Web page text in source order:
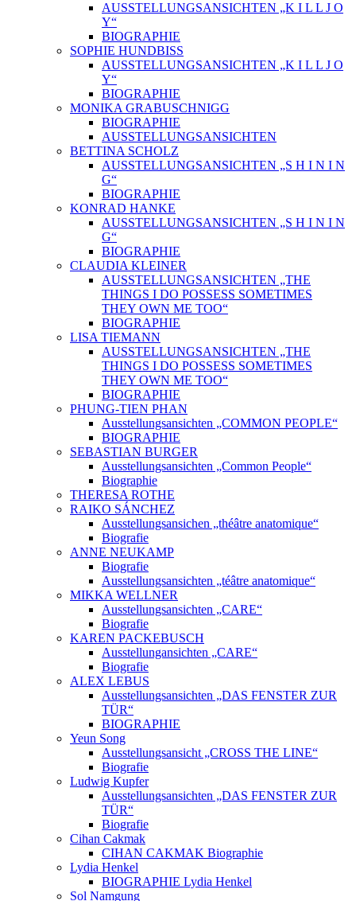
AUSSTELLUNGSANSICHTEN „K I L L J O
Y“
BIOGRAPHIE
SOPHIE HUNDBISS
AUSSTELLUNGSANSICHTEN „K I L L J O
Y“
BIOGRAPHIE
MONIKA GRABUSCHNIGG
BIOGRAPHIE
AUSSTELLUNGSANSICHTEN
BETTINA SCHOLZ
AUSSTELLUNGSANSICHTEN „S H I N I N
G“
BIOGRAPHIE
KONRAD HANKE
AUSSTELLUNGSANSICHTEN „S H I N I N
G“
BIOGRAPHIE
CLAUDIA KLEINER
AUSSTELLUNGSANSICHTEN „THE
THINGS I DO POSSESS SOMETIMES
THEY OWN ME TOO“
BIOGRAPHIE
LISA TIEMANN
AUSSTELLUNGSANSICHTEN „THE
THINGS I DO POSSESS SOMETIMES
THEY OWN ME TOO“
BIOGRAPHIE
PHUNG-TIEN PHAN
Ausstellungsansichten „COMMON PEOPLE“
BIOGRAPHIE
SEBASTIAN BURGER
Ausstellungsansichten „Common People“
Biographie
THERESA ROTHE
RAIKO SÁNCHEZ
Ausstellungsansichen „théâtre anatomique“
Biografie
ANNE NEUKAMP
Biografie
Ausstellungsansichten „téâtre anatomique“
MIKKA WELLNER
Ausstellungsansichten „CARE“
Biografie
KAREN PACKEBUSCH
Ausstellungansichten „CARE“
Biografie
ALEX LEBUS
Ausstellungsansichten „DAS FENSTER ZUR
TÜR“
BIOGRAPHIE
Yeun Song
Ausstellungsansicht „CROSS THE LINE“
Biografie
Ludwig Kupfer
Ausstellungsansichten „DAS FENSTER ZUR
TÜR“
Biografie
Cihan Cakmak
CIHAN CAKMAK Biographie
Lydia Henkel
BIOGRAPHIE Lydia Henkel
Sol Namgung